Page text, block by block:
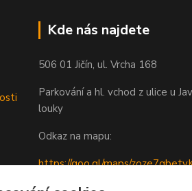
Kde nás najdete
506 01 Jičín, ul. Vrcha 168
Parkování a hl. vchod z ulice u
louky
Odkaz na mapu:
https://goo.gl/maps/